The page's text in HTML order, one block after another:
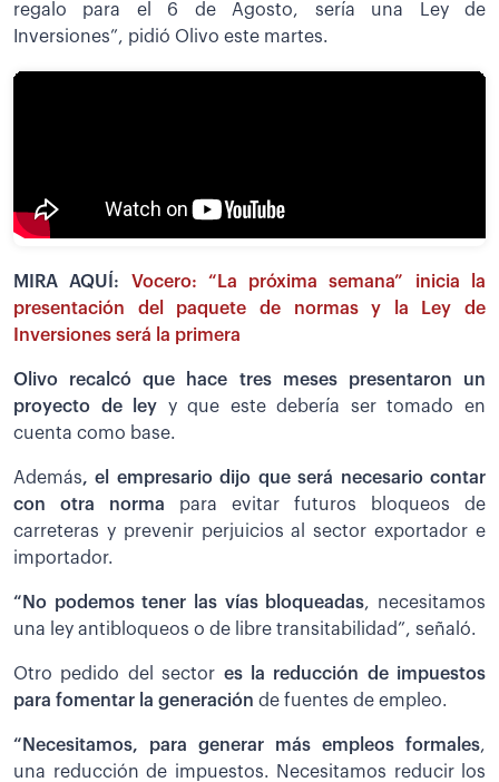
regalo para el 6 de Agosto, sería una Ley de
Inversiones”, pidió Olivo este martes.
MIRA AQUÍ: Vocero: “La próxima semana” inicia la
presentación del paquete de normas y la Ley de
Inversiones será la primera
Olivo recalcó que hace tres meses presentaron un
proyecto de ley y que este debería ser tomado en
cuenta como base.
Además, el empresario dijo que será necesario contar
con otra norma para evitar futuros bloqueos de
carreteras y prevenir perjuicios al sector exportador e
importador.
“No podemos tener las vías bloqueadas, necesitamos
una ley antibloqueos o de libre transitabilidad”, señaló.
Otro pedido del sector es la reducción de impuestos
para fomentar la generación de fuentes de empleo.
“Necesitamos, para generar más empleos formales,
una reducción de impuestos. Necesitamos reducir los